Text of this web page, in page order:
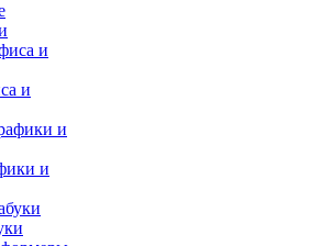
и
и